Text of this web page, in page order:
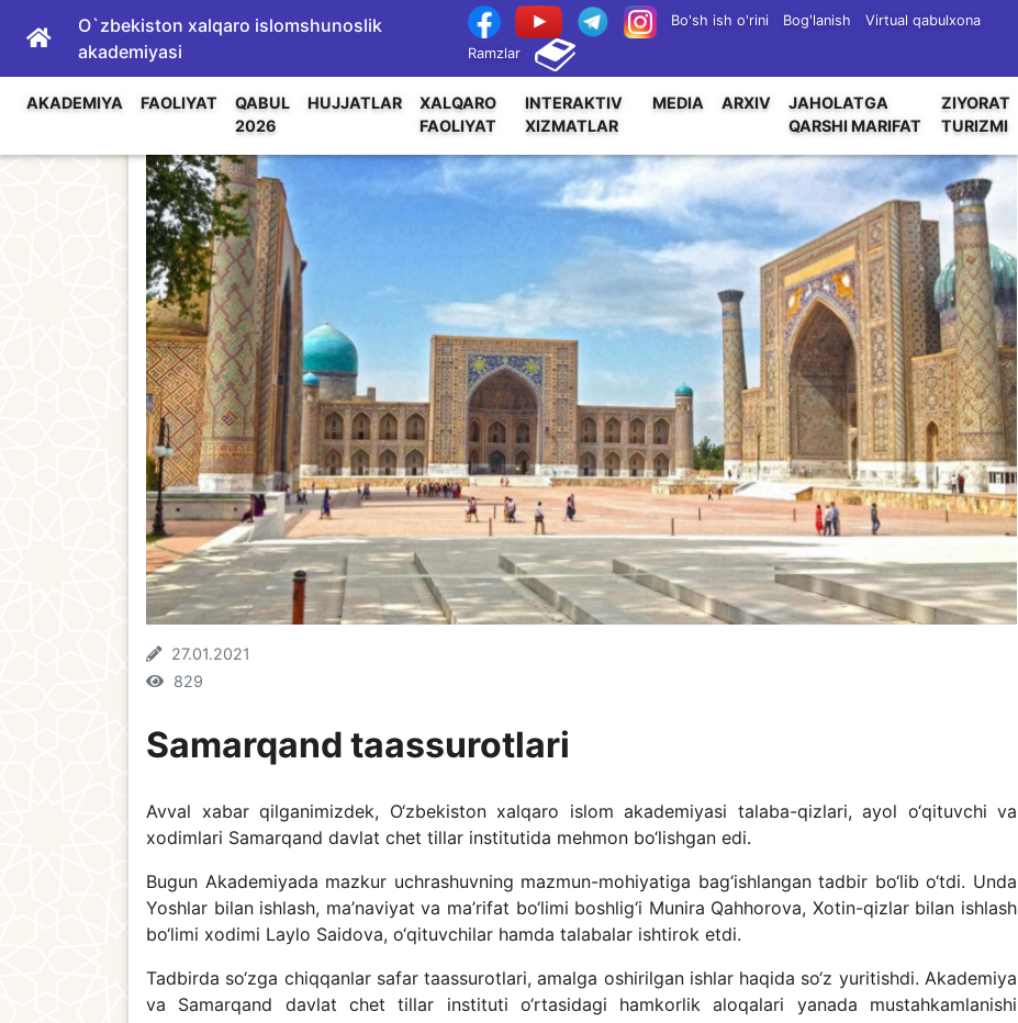
O`zbekiston xalqaro islomshunoslik
akademiyasi
Bo'sh ish o'rini Bog'lanish
Virtual qabulxona
Ramzlar
AKADEMIYA FAOLIYAT
QABUL
2026
HUJJATLAR
XALQARO
FAOLIYAT
INTERAKTIV
XIZMATLAR
MEDIA ARXIV
JAHOLATGA
QARSHI MARIFAT
ZIYORAT
TURIZMI
27.01.2021
829
Samarqand taassurotlari
Avval xabar qilganimizdek, O‘zbekiston xalqaro islom akademiyasi talaba-qizlari, ayol o‘qituvchi va
xodimlari Samarqand davlat chet tillar institutida mehmon bo‘lishgan edi.
Bugun Akademiyada mazkur uchrashuvning mazmun-mohiyatiga bag‘ishlangan tadbir bo‘lib o‘tdi. Unda
Yoshlar bilan ishlash, ma’naviyat va ma’rifat bo‘limi boshlig‘i Munira Qahhorova, Xotin-qizlar bilan ishlash
bo‘limi xodimi Laylo Saidova, o‘qituvchilar hamda talabalar ishtirok etdi.
Tadbirda so‘zga chiqqanlar safar taassurotlari, amalga oshirilgan ishlar haqida so‘z yuritishdi. Akademiya
va Samarqand davlat chet tillar instituti o‘rtasidagi hamkorlik aloqalari yanada mustahkamlanishi